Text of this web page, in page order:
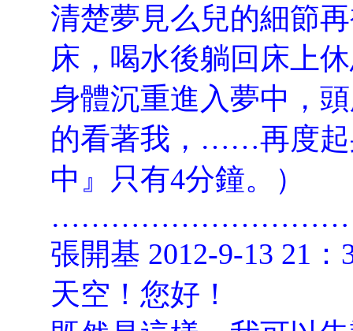
清楚夢見么兒的細節
床，喝水後躺回床上
身體沉重進入夢中，
的看著我，……再度起
中』只有4分鐘。）
張開基 2012-9-13 21：
天空！您好！